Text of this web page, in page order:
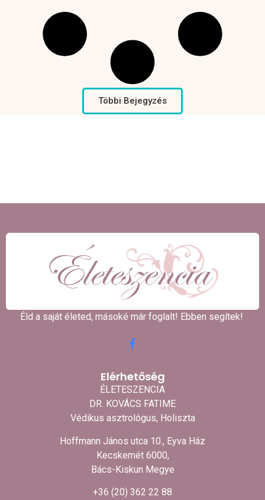
Többi Bejegyzés
Éld a saját életed, másoké már foglalt! Ebben segítek! ​
Elérhetőség
ÉLETESZENCIA
DR. KOVÁCS FATIME
Védikus asztrológus, Holiszta
Hoffmann János utca 10., Eyva Ház
Kecskemét 6000,
Bács-Kiskun Megye
+36 (20) 362 22 88